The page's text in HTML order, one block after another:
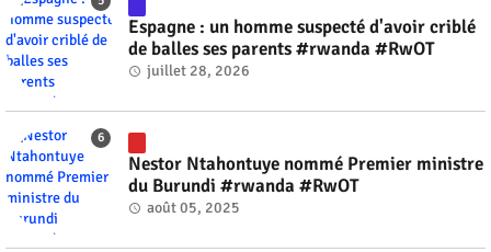
Espagne : un homme suspecté d'avoir criblé
de balles ses parents #rwanda #RwOT
juillet 28, 2026
Nestor Ntahontuye nommé Premier ministre
du Burundi #rwanda #RwOT
août 05, 2025